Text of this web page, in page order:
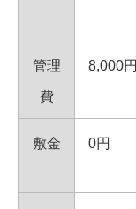
管理
費
8,000円
敷金 0円